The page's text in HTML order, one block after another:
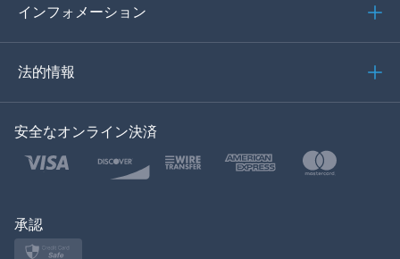
イタリア語
トルコ語
ポーランド語
インフォメーション
法的情報
安全なオンライン決済
承認